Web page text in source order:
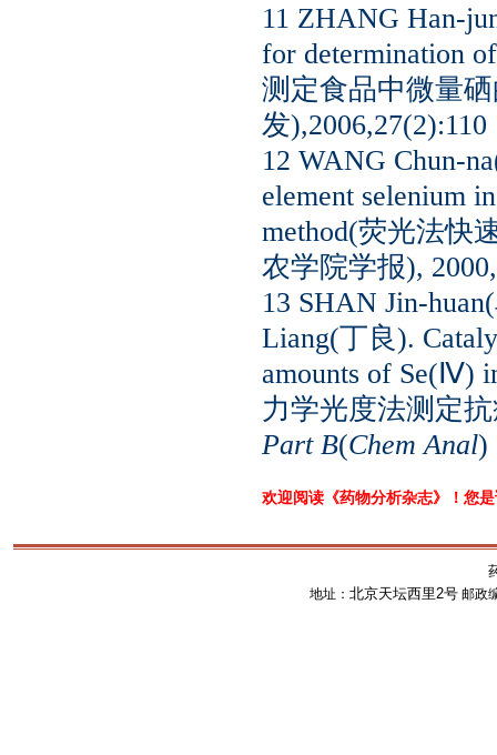
11 ZHANG Han-
for determination
测定食品中微量
发),2006,27(2):110
12 WANG Chun-
element selenium
method(荧光法快
农学院学报),
13 SHAN Jin-
Liang(丁良).
amounts of Se(Ⅳ)
力学光度法测定
Part B(Chem Anal)
欢迎阅读《药物分析杂志》！您
地址： 北京天坛西里2号邮政